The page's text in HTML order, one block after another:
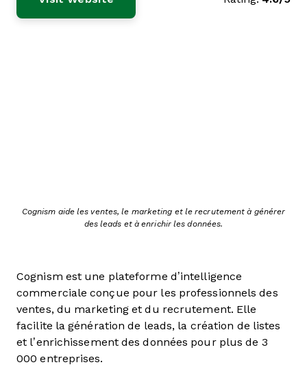
Cognism aide les ventes, le marketing et le recrutement à générer
des leads et à enrichir les données.
Cognism est une plateforme d’intelligence
commerciale conçue pour les professionnels des
ventes, du marketing et du recrutement. Elle
facilite la génération de leads, la création de listes
et l’enrichissement des données pour plus de 3
000 entreprises.